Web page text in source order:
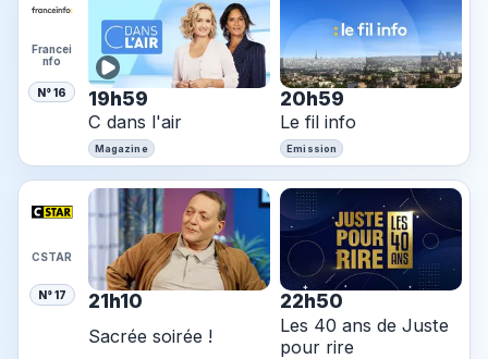
Francei
nfo
N° 16 19h59
C dans l'air
Magazine
20h59
Le fil info
Emission
CSTAR
N° 17 21h10
Sacrée soirée !
22h50
Les 40 ans de Juste
pour rire